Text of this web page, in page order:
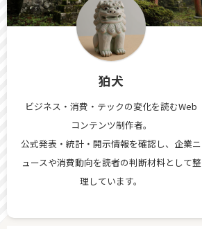
狛犬
ビジネス・消費・テックの変化を読むWeb
コンテンツ制作者。
公式発表・統計・開示情報を確認し、企業ニ
ュースや消費動向を読者の判断材料として整
理しています。